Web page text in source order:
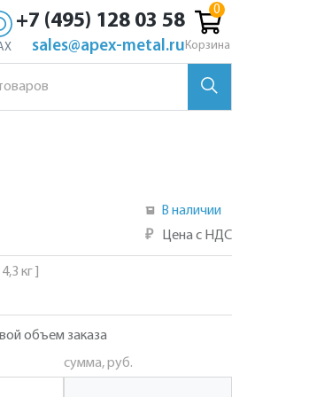
+7 (495) 128 03 58
sales@apex-metal.ru Корзина
В наличии
₽
Цена с НДС
кг ]
объем заказа
сумма, руб.